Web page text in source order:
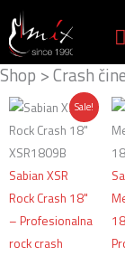
Пређи
на
садржај
Shop > Crash
Sabian XSR
Rock Crash 18"
– Profesionalna
rock crash
Sale!
Originalna
cena
je
bila:
37.999,00rsd.
cena
je